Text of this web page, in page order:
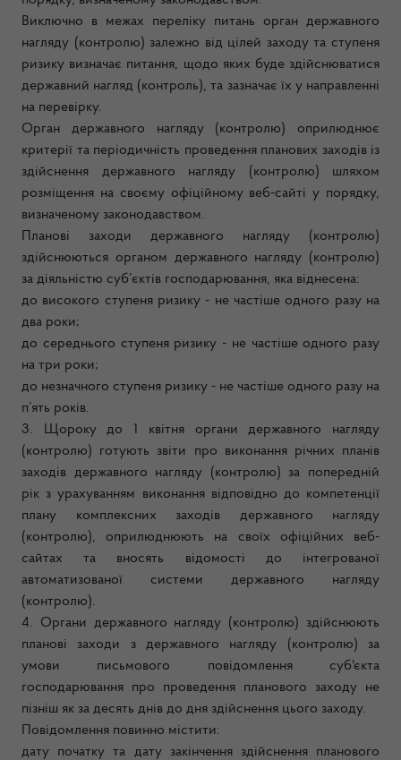
Виключно в межах переліку питань орган державного
нагляду (контролю) залежно від цілей заходу та ступеня
ризику визначає питання, щодо яких буде здійснюватися
державний нагляд (контроль), та зазначає їх у направленні
на перевірку.
Орган державного нагляду (контролю) оприлюднює
критерії та періодичність проведення планових заходів із
здійснення державного нагляду (контролю) шляхом
розміщення на своєму офіційному веб-сайті у порядку,
визначеному законодавством.
Планові заходи державного нагляду (контролю)
здійснюються органом державного нагляду (контролю)
за діяльністю суб’єктів господарювання, яка віднесена:
до високого ступеня ризику - не частіше одного разу на
два роки;
до середнього ступеня ризику - не частіше одного разу
на три роки;
до незначного ступеня ризику - не частіше одного разу на
п’ять років.
3. Щороку до 1 квітня органи державного нагляду
(контролю) готують звіти про виконання річних планів
заходів державного нагляду (контролю) за попередній
рік з урахуванням виконання відповідно до компетенції
плану комплексних заходів державного нагляду
(контролю), оприлюднюють на своїх офіційних веб-
сайтах та вносять відомості до інтегрованої
автоматизованої системи державного нагляду
(контролю).
4. Органи державного нагляду (контролю) здійснюють
планові заходи з державного нагляду (контролю) за
умови письмового повідомлення суб'єкта
господарювання про проведення планового заходу не
пізніш як за десять днів до дня здійснення цього заходу.
Повідомлення повинно містити:
дату початку та дату закінчення здійснення планового